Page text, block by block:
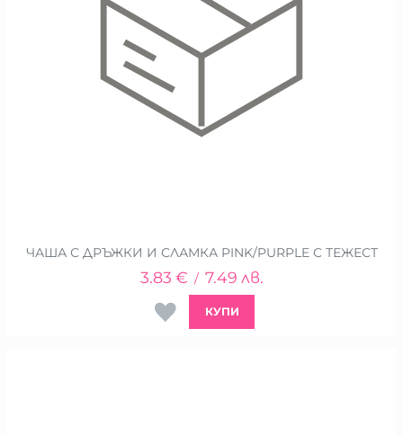
ЧАША С ДРЪЖКИ И СЛАМКА PINK/PURPLE С ТЕЖЕСТ
3.83 € / 7.49 лв.
КУПИ